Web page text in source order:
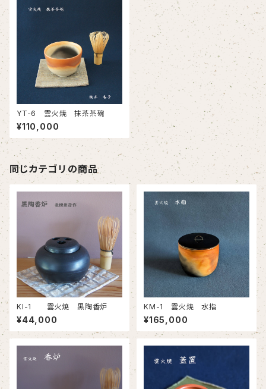
YT-6 雲火焼 抹茶茶碗
¥110,000
同じカテゴリの商品
KI-1 雲火焼 黒陶香炉
¥44,000
KM-1 雲火焼 水指
¥165,000